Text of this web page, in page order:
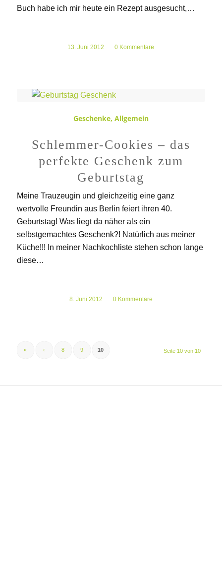
Buch habe ich mir heute ein Rezept ausgesucht,…
13. Juni 2012
/ 0 Kommentare
Geschenke, Allgemein
Schlemmer-Cookies – das
perfekte Geschenk zum
Geburtstag
Meine Trauzeugin und gleichzeitig eine ganz
wertvolle Freundin aus Berlin feiert ihren 40.
Geburtstag! Was liegt da näher als ein
selbstgemachtes Geschenk?! Natürlich aus meiner
Küche!!! In meiner Nachkochliste stehen schon lange
diese…
8. Juni 2012
/ 0 Kommentare
Seite 10 von 10
« ‹ 8 9 10